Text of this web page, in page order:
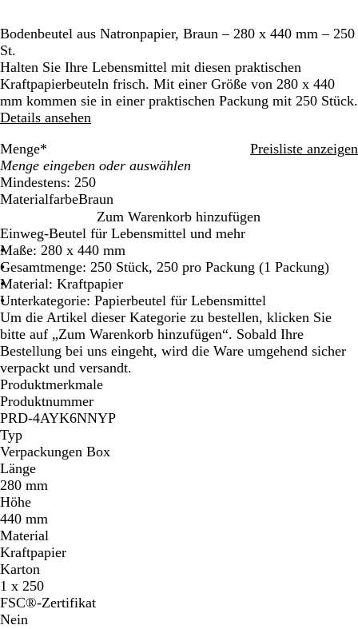
Bodenbeutel aus Natronpapier, Braun – 280 x 440 mm – 250
St.
Halten Sie Ihre Lebensmittel mit diesen praktischen
Kraftpapierbeuteln frisch. Mit einer Größe von 280 x 440
mm kommen sie in einer praktischen Packung mit 250 Stück.
Details ansehen
Menge* Preisliste anzeigen
Mindestens: 250
MaterialfarbeBraun
r
a
u
n
Zum Warenkorb hinzufügen
Einweg-Beutel für Lebensmittel und mehr
Maße: 280 x 440 mm
Gesamtmenge: 250 Stück, 250 pro Packung (1 Packung)
Material: Kraftpapier
Unterkategorie: Papierbeutel für Lebensmittel
Um die Artikel dieser Kategorie zu bestellen, klicken Sie
bitte auf „Zum Warenkorb hinzufügen“. Sobald Ihre
Bestellung bei uns eingeht, wird die Ware umgehend sicher
verpackt und versandt.
Produktmerkmale
Produktnummer
PRD-4AYK6NNYP
Typ
Verpackungen Box
Länge
280 mm
Höhe
440 mm
Material
Kraftpapier
Karton
1 x 250
FSC®-Zertifikat
Nein